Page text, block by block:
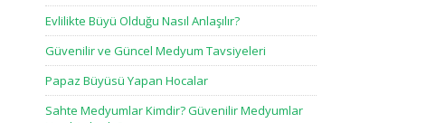
Evlilikte Büyü Olduğu Nasıl Anlaşılır?
Güvenilir ve Güncel Medyum Tavsiyeleri
Papaz Büyüsü Yapan Hocalar
Sahte Medyumlar Kimdir? Güvenilir Medyumlar